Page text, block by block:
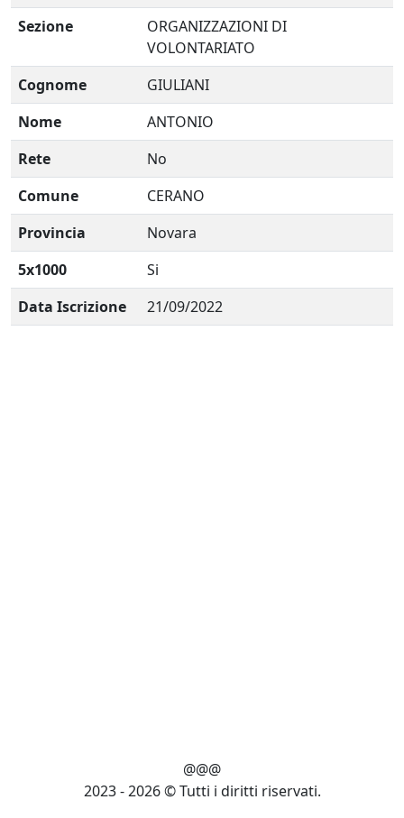
Sezione
ORGANIZZAZIONI DI
VOLONTARIATO
Cognome
GIULIANI
Nome
ANTONIO
Rete
No
Comune
CERANO
Provincia
Novara
5x1000
Si
Data Iscrizione
21/09/2022
@@@
2023 - 2026 © Tutti i diritti riservati.